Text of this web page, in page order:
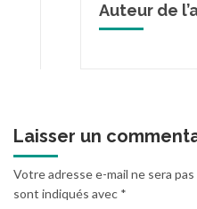
Auteur de
Laisser un
Votre adresse e-mail ne sera
sont indiqués avec *